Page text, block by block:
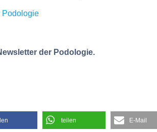
Podologie
der Podologie.
teilen E-Mail